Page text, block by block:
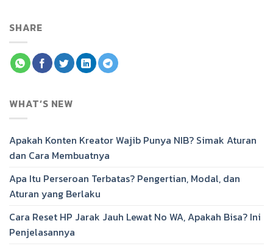
SHARE
WHAT’S NEW
Apakah Konten Kreator Wajib Punya NIB? Simak Aturan
dan Cara Membuatnya
Apa Itu Perseroan Terbatas? Pengertian, Modal, dan
Aturan yang Berlaku
Cara Reset HP Jarak Jauh Lewat No WA, Apakah Bisa? Ini
Penjelasannya